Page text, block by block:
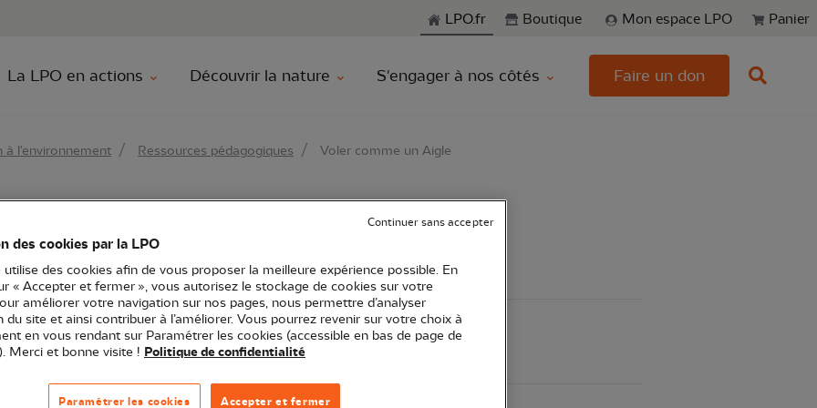
Aller à la rechercheLPO.fr Boutique Mon espace LPO Panier
La LPO en actions Découvrir la nature S'engager à nos côtés Faire un don
à l'environnement Ressources pédagogiques Voler comme un Aigle
un Aigle
Rapaces diurnes
des cookies par la LPO
utilise des cookies afin de vous proposer la meilleure expérience possible. En
« Accepter et fermer », vous autorisez le stockage de cookies sur votre
améliorer votre navigation sur nos pages, nous permettre d’analyser
du site et ainsi contribuer à l’améliorer. Vous pourrez revenir sur votre choix à
en vous rendant sur Paramétrer les cookies (accessible en bas de page de
Merci et bonne visite ! Politique de confidentialité
Accepter et fermer
Paramétrer les cookies
Continuer sans accepter